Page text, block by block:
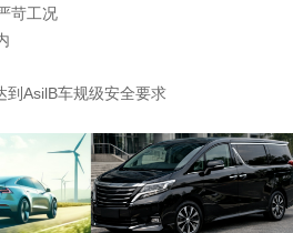
苛工况
AsilB车规级安全要求